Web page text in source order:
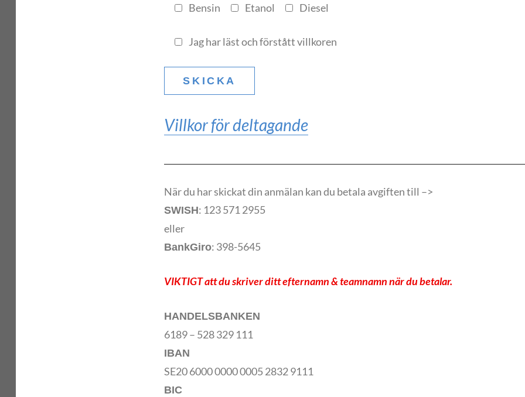
Bensin Etanol Diesel
Jag har läst och förstått villkoren
Villkor för deltagande
När du har skickat din anmälan kan du betala avgiften till –>
SWISH: 123 571 2955
eller
BankGiro: 398-5645
VIKTIGT att du skriver ditt efternamn & teamnamn när du betalar.
HANDELSBANKEN
6189 – 528 329 111
IBAN
SE20 6000 0000 0005 2832 9111
BIC